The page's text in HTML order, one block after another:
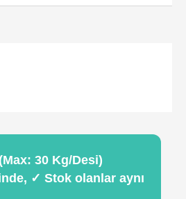
30 Kg/Desi)
✓ Stok olanlar aynı